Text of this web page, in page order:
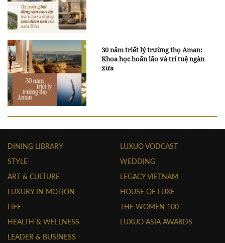
30 năm triết lý trường thọ Aman:
Khoa học hoãn lão và trí tuệ ngàn
xưa
DINING LIBRARY
STYLE
ART & CULTURE
LUXURY IN MOTION
LIFE
HEALTH & WELLNESS
LEADER & BUSINESS
LUXUO VODCAST
WEDDING
LEGACY VIETNAM
HOUSE OF LUXE
THE WOMEN 100
LUXUO ASIA AWARDS